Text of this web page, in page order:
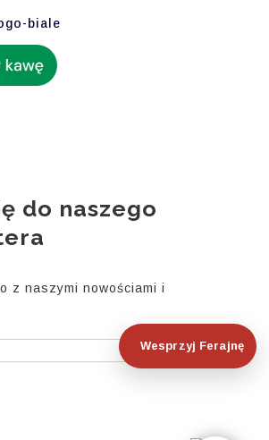
Wesprzyj Ferajnę
do naszego
z naszymi nowościami i